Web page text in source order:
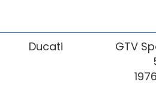
Ducati
GTV